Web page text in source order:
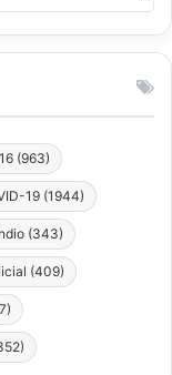
(963)
19 (1944)
(343)
(409)